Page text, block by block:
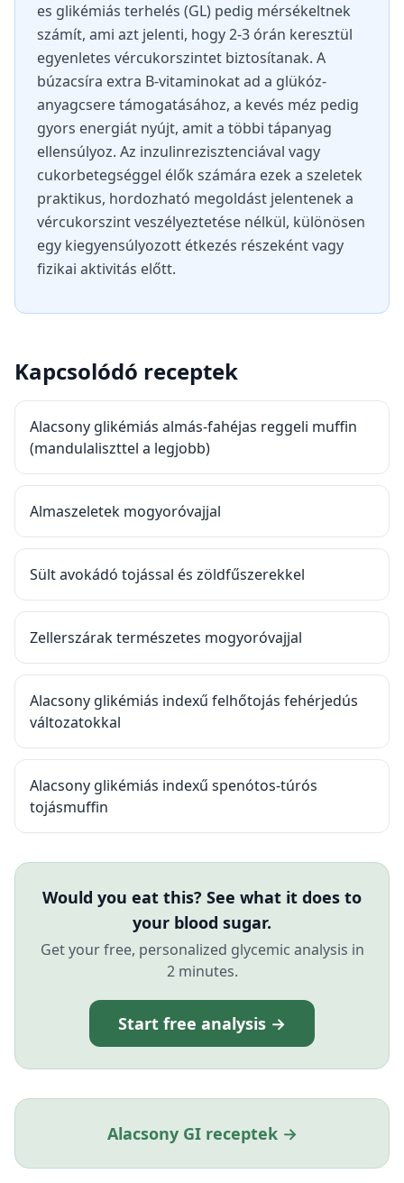
es glikémiás terhelés (GL) pedig mérsékeltnek
számít, ami azt jelenti, hogy 2-3 órán keresztül
egyenletes vércukorszintet biztosítanak. A
búzacsíra extra B-vitaminokat ad a glükóz-
anyagcsere támogatásához, a kevés méz pedig
gyors energiát nyújt, amit a többi tápanyag
ellensúlyoz. Az inzulinrezisztenciával vagy
cukorbetegséggel élők számára ezek a szeletek
praktikus, hordozható megoldást jelentenek a
vércukorszint veszélyeztetése nélkül, különösen
egy kiegyensúlyozott étkezés részeként vagy
fizikai aktivitás előtt.
Kapcsolódó receptek
Alacsony glikémiás almás-fahéjas reggeli muffin
(mandulaliszttel a legjobb)
Almaszeletek mogyoróvajjal
Sült avokádó tojással és zöldfűszerekkel
Zellerszárak természetes mogyoróvajjal
Alacsony glikémiás indexű felhőtojás fehérjedús
változatokkal
Alacsony glikémiás indexű spenótos-túrós
tojásmuffin
Would you eat this? See what it does to
your blood sugar.
Get your free, personalized glycemic analysis in
2 minutes.
Start free analysis →
Alacsony GI receptek →